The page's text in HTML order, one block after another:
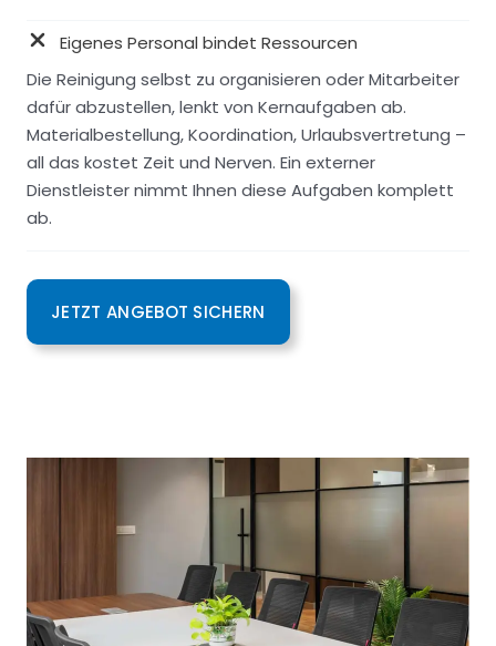
Eigenes Personal bindet Ressourcen
Die Reinigung selbst zu organisieren oder Mitarbeiter
dafür abzustellen, lenkt von Kernaufgaben ab.
Materialbestellung, Koordination, Urlaubsvertretung –
all das kostet Zeit und Nerven. Ein externer
Dienstleister nimmt Ihnen diese Aufgaben komplett
ab.
JETZT ANGEBOT SICHERN